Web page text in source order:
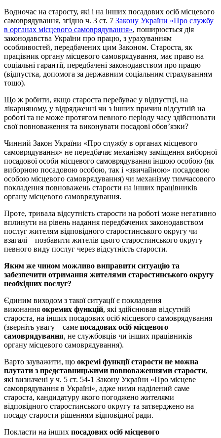
Водночас на старосту, які і на інших посадових осіб місцевого
самоврядування, згідно ч. 3 ст. 7 Закону України «Про службу
в органах місцевого самоврядування», поширюється дія
законодавства України про працю, з урахуванням
особливостей, передбачених цим Законом. Староста, як
працівник органу місцевого самоврядування, має право на
соціальні гарантії, передбачені законодавством про працю
(відпустка, допомога за державним соціальним страхуванням
тощо).
Що ж робити, якщо староста перебуває у відпустці, на
лікарняному, у відрядженні чи з інших причин відсутній на
роботі та не може протягом певного періоду часу здійснювати
свої повноваження та виконувати посадові обов’язки?
Чинний Закон України «Про службу в органах місцевого
самоврядування» не передбачає механізму заміщення виборної
посадової особи місцевого самоврядування іншою особою (як
виборною посадовою особою, так і «звичайною» посадовою
особою місцевого самоврядування) чи механізму тимчасового
покладення повноважень старости на інших працівників
органу місцевого самоврядування.
Проте, тривала відсутність старости на роботі може негативно
вплинути на рівень надання передбачених законодавством
послуг жителям відповідного старостинського округу чи
взагалі – позбавити жителів цього старостинського округу
певного виду послуг через відсутність старости.
Яким же чином можливо виправити ситуацію та
забезпечити отримання жителями старостинського округу
необхідних послуг?
Єдиним виходом з такої ситуації є покладення
виконання окремих функцій, які здійснював відсутній
староста, на інших посадових осіб місцевого самоврядування
(зверніть увагу – саме посадових осіб місцевого
самоврядування, не службовців чи інших працівників
органу місцевого самоврядування).
Варто зауважити, що окремі функції старости не можна
плутати з представницькими повноваженнями старости,
які визначені у ч. 5 ст. 54-1 Закону України «Про місцеве
самоврядування в Україні», адже ними наділений саме
староста, кандидатуру якого погоджено жителями
відповідного старостинського округу та затверджено на
посаду старости рішенням відповідної ради.
Покласти на інших посадових осіб місцевого